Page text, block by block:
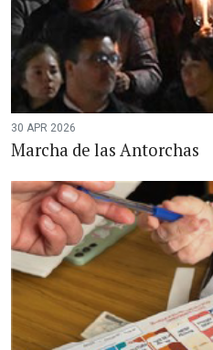
30 APR 2026
Marcha de las Antorchas